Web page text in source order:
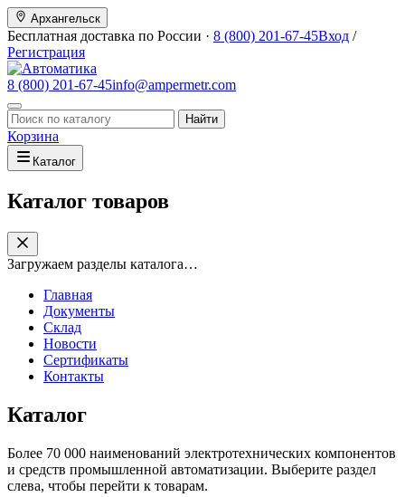
Архангельск
Бесплатная доставка по России · 8 (800) 201-67-45Вход /
Регистрация
8 (800) 201-67-45info@ampermetr.com
Найти
Корзина
Каталог
Каталог товаров
Загружаем разделы каталога…
Главная
Документы
Склад
Новости
Сертификаты
Контакты
Каталог
Более 70 000 наименований электротехнических компонентов
и средств промышленной автоматизации. Выберите раздел
слева, чтобы перейти к товарам.